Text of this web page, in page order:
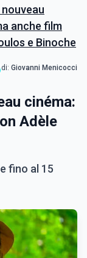
anche film
e Binoche
di: Giovanni Menicocci
cinéma:
Adèle
fino al 15